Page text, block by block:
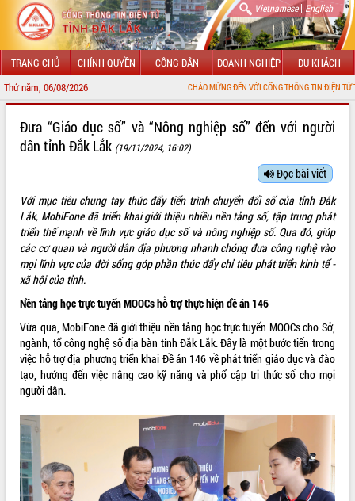
Vietnamese| English
TRANG CHỦ CHÍNH QUYỀN CÔNG DÂN DOANH NGHIỆP DU KHÁCH
Thứ năm, 06/08/2026 CHÀO MỪNG ĐẾN VỚI CỔNG THÔNG TIN ĐIỆN TỬ TỈNH ĐẮK LẮK
LÃNH ĐẠO UBND TỈNH
SỞ, BAN, NGÀNH
UBND CÁC XÃ, PHƯỜNG
THÔNG TIN CHỈ ĐẠO ĐIỀU HÀNH
HỆ THỐNG VĂN BẢN
VĂN BẢN HĐND TỈNH
ĐIỂM TIN VĂN BẢN
Đưa “Giáo dục số” và “Nông nghiệp số” đến với người
dân tỉnh Đắk Lắk (19/11/2024, 16:02)
Đọc bài viết
Với mục tiêu chung tay thúc đẩy tiến trình chuyển đổi số của tỉnh Đắk
Lắk, MobiFone đã triển khai giới thiệu nhiều nền tảng số, tập trung phát
triển thế mạnh về lĩnh vực giáo dục số và nông nghiệp số. Qua đó, giúp
các cơ quan và người dân địa phương nhanh chóng đưa công nghệ vào
mọi lĩnh vực của đời sống góp phần thúc đẩy chỉ tiêu phát triển kinh tế -
xã hội của tỉnh.
Nền tảng học trực tuyến MOOCs hỗ trợ thực hiện đề án 146
Vừa qua, MobiFone đã giới thiệu nền tảng học trực tuyến MOOCs cho Sở,
ngành, tổ công nghệ số địa bàn tỉnh Đắk Lắk. Đây là một bước tiến trong
việc hỗ trợ địa phương triển khai Đề án 146 về phát triển giáo dục và đào
tạo, hướng đến việc nâng cao kỹ năng và phổ cập tri thức số cho mọi
người dân.